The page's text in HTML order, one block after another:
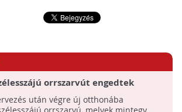
orrszarvút engedtek
után végre új otthonába